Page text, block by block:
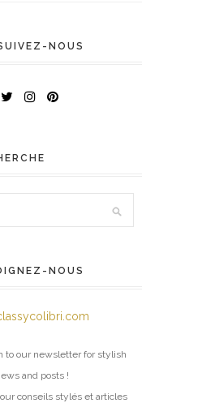
NOUS
NOUS
to our newsletter for stylish
and posts !
conseils stylés et articles